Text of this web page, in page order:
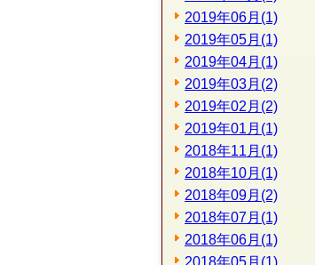
2019年06月(1)
2019年05月(1)
2019年04月(1)
2019年03月(2)
2019年02月(2)
2019年01月(1)
2018年11月(1)
2018年10月(1)
2018年09月(2)
2018年07月(1)
2018年06月(1)
2018年05月(1)